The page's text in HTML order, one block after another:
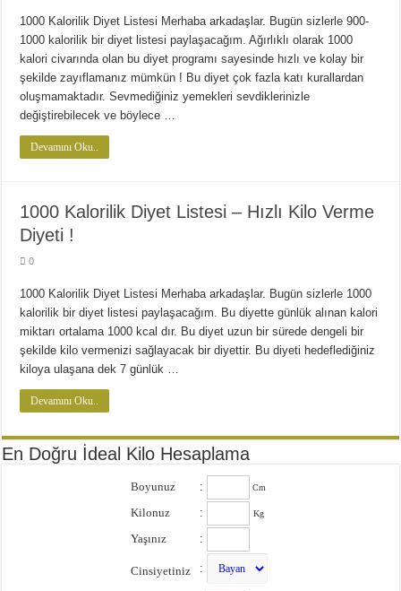
Yağ Yakan Yiyecekler Nelerdir ?
Yulaflı Diyet Mozaik Pasta Tarifi
Dukan patlıcan kebabı
1000 Kalorilik Diyet Listesi Merhaba arkadaşlar. Bugün sizlerle 900-
1000 kalorilik bir diyet listesi paylaşacağım. Ağırlıklı olarak 1000
kalori civarında olan bu diyet programı sayesinde hızlı ve kolay bir
şekilde zayıflamanız mümkün ! Bu diyet çok fazla katı kurallardan
oluşmamaktadır. Sevmediğiniz yemekleri sevdiklerinizle
değiştirebilecek ve böylece …
Devamını Oku..
1000 Kalorilik Diyet Listesi – Hızlı Kilo Verme
Diyeti !
0
1000 Kalorilik Diyet Listesi Merhaba arkadaşlar. Bugün sizlerle 1000
kalorilik bir diyet listesi paylaşacağım. Bu diyette günlük alınan kalori
miktarı ortalama 1000 kcal dır. Bu diyet uzun bir sürede dengeli bir
şekilde kilo vermenizi sağlayacak bir diyettir. Bu diyeti hedeflediğiniz
kiloya ulaşana dek 7 günlük …
Devamını Oku..
En Doğru İdeal Kilo Hesaplama
Boyunuz : Cm
Kilonuz : Kg
Yaşınız :
Cinsiyetiniz :